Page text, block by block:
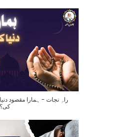
راہِ نجات – ہمارا مقصود
کی؟